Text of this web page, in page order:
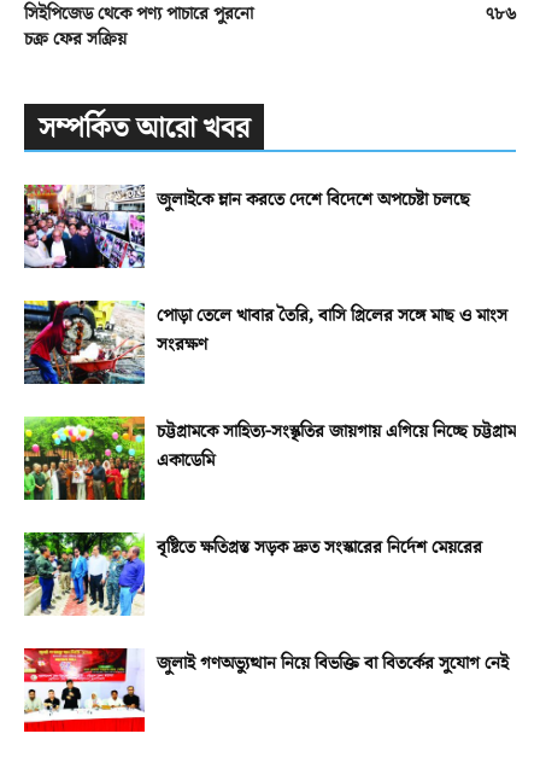
সিইপিজেড থেকে পণ্য পাচারে পুরনো
চক্র ফের সক্রিয়
৭৮৬
সম্পর্কিত আরো খবর
জুলাইকে ম্লান করতে দেশে বিদেশে অপচেষ্টা চলছে
পোড়া তেলে খাবার তৈরি, বাসি গ্রিলের সঙ্গে মাছ ও মাংস
সংরক্ষণ
চট্টগ্রামকে সাহিত্য-সংস্কৃতির জায়গায় এগিয়ে নিচ্ছে চট্টগ্রাম
একাডেমি
বৃষ্টিতে ক্ষতিগ্রস্ত সড়ক দ্রুত সংস্কারের নির্দেশ মেয়রের
জুলাই গণঅভ্যুত্থান নিয়ে বিভক্তি বা বিতর্কের সুযোগ নেই